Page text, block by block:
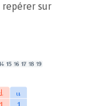
repérer sur